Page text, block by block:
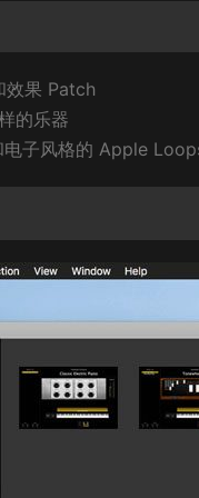
效果 Patch
的乐器
子风格的 Apple